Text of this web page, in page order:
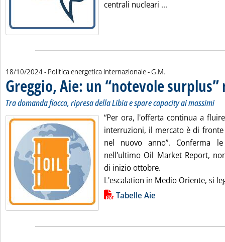
centrali nucleari ...
18/10/2024- Politica energetica internazionale -di:
G.M.
Greggio, Aie: un “notevole surplus”
Tra domanda fiacca, ripresa della Libia e spare capacity ai massimi
“Per ora, l'offerta continua a
interruzioni, il mercato è di
nel nuovo anno”. Conferma
nell'ultimo Oil Market Report,
di inizio ottobre.
L'escalation in Medio Oriente, si
Lista allegati PDF alla notizia
Tabelle Aie